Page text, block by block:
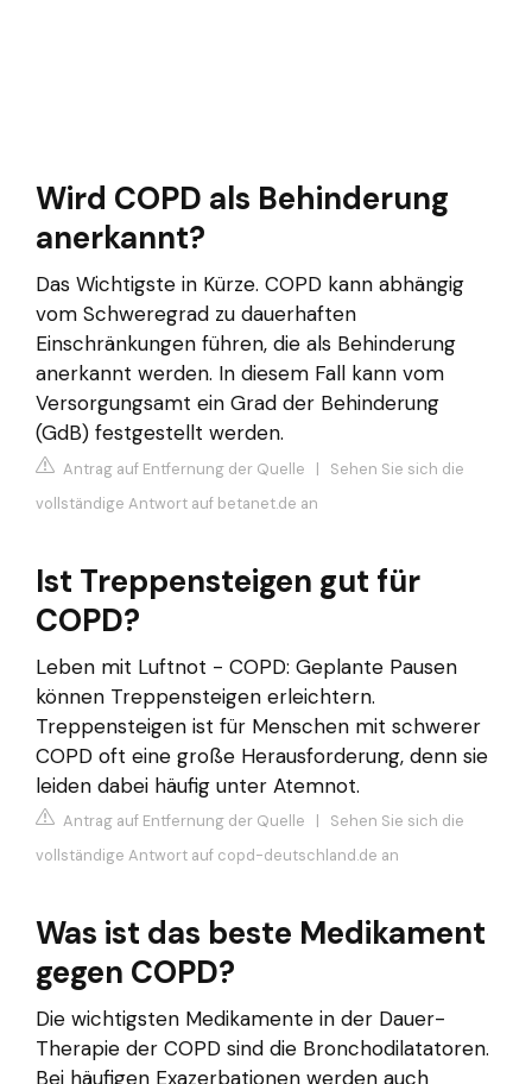
Wird COPD als Behinderung
anerkannt?
Das Wichtigste in Kürze. COPD kann abhängig
vom Schweregrad zu dauerhaften
Einschränkungen führen, die als Behinderung
anerkannt werden. In diesem Fall kann vom
Versorgungsamt ein Grad der Behinderung
(GdB) festgestellt werden.
Antrag auf Entfernung der Quelle | Sehen Sie sich die
vollständige Antwort auf betanet.de an
Ist Treppensteigen gut für
COPD?
Leben mit Luftnot - COPD: Geplante Pausen
können Treppensteigen erleichtern.
Treppensteigen ist für Menschen mit schwerer
COPD oft eine große Herausforderung, denn sie
leiden dabei häufig unter Atemnot.
Antrag auf Entfernung der Quelle | Sehen Sie sich die
vollständige Antwort auf copd-deutschland.de an
Was ist das beste Medikament
gegen COPD?
Die wichtigsten Medikamente in der Dauer-
Therapie der COPD sind die Bronchodilatatoren.
Bei häufigen Exazerbationen werden auch